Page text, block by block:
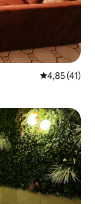
Évaluation
4,85 (41)